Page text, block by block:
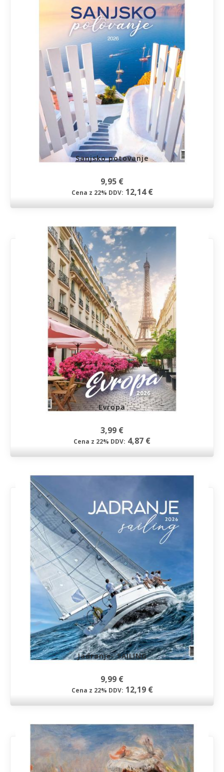
Sanjsko potovanje
9,95 €
Cena z 22% DDV: 12,14 €
Evropa
3,99 €
Cena z 22% DDV: 4,87 €
Jadranje- SAILING
9,99 €
Cena z 22% DDV: 12,19 €